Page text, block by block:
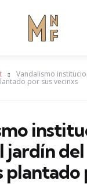
Vandalismo
por sus vecinxs
jardín
plantado